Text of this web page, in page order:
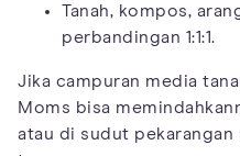
Tanah, kompos,
perbandingan 1:1:1.
Jika campuran media
Moms bisa
atau di sudut